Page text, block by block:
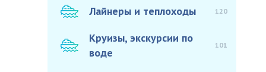
Лайнеры и теплоходы 120
Круизы, экскурсии по
воде
101